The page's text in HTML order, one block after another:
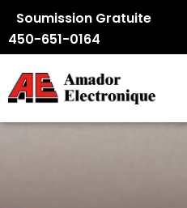
Soumission Gratuite
450-651-0164